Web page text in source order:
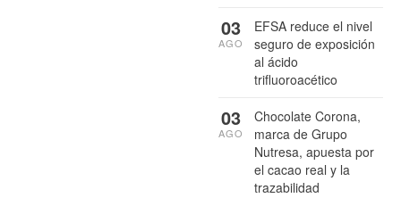
EFSA reduce el nivel
seguro de exposición
al ácido
trifluoroacético
03
AGO
Chocolate Corona,
marca de Grupo
Nutresa, apuesta por
el cacao real y la
trazabilidad
03
AGO